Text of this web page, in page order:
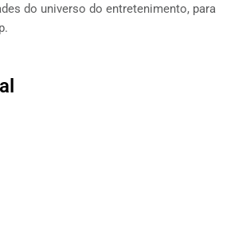
do universo do entretenimento, para